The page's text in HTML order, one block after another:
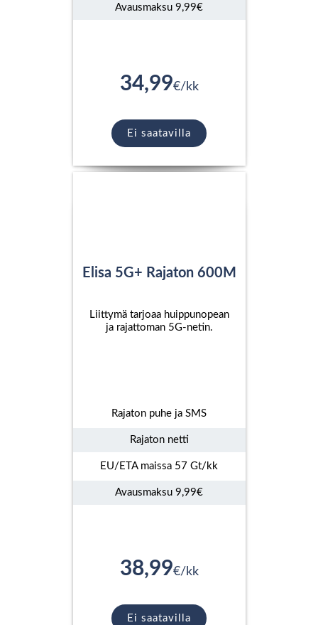
Avausmaksu 9,99€
34,99€/kk
Ei saatavilla
Elisa 5G+ Rajaton 600M
Liittymä tarjoaa huippunopean
ja rajattoman 5G-netin.
Rajaton puhe ja SMS
Rajaton netti
EU/ETA maissa 57 Gt/kk
Avausmaksu 9,99€
38,99€/kk
Ei saatavilla